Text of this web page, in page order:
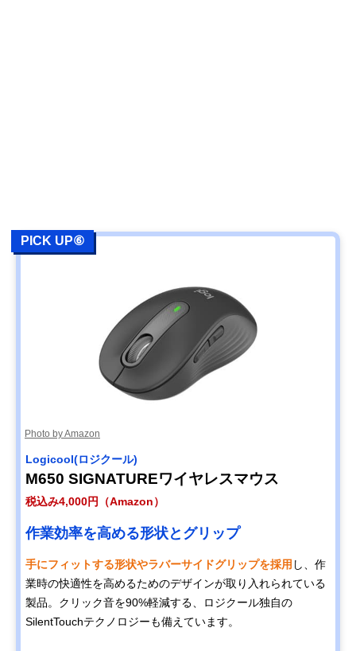
PICK UP⑥
Photo by Amazon
Logicool(ロジクール)
M650 SIGNATUREワイヤレスマウス
税込み4,000円（Amazon）
作業効率を高める形状とグリップ
手にフィットする形状やラバーサイドグリップを採用 し、作
業時の快適性を高めるためのデザインが取り入れられている
製品。クリック音を90%軽減する、ロジクール独自の
SilentTouchテクノロジーも備えています。